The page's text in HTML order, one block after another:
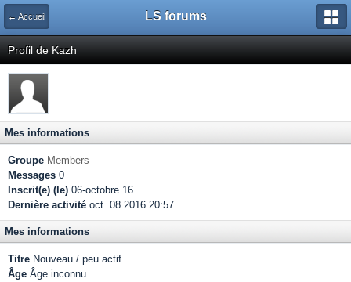
← Accueil LS forums
Profil de Kazh
Mes informations
Groupe Members
Messages 0
Inscrit(e) (le) 06-octobre 16
Dernière activité oct. 08 2016 20:57
Mes informations
Titre Nouveau / peu actif
Âge Âge inconnu